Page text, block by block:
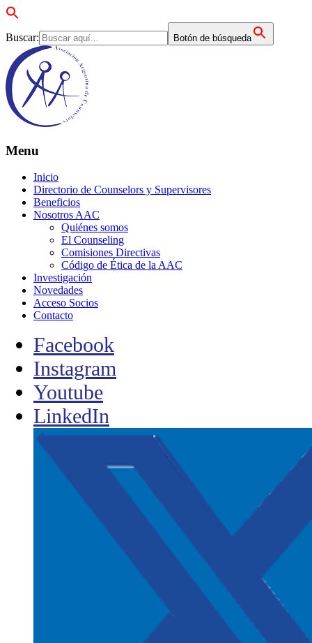
Buscar: Botón de búsqueda
Menu
Inicio
Directorio de Counselors y Supervisores
Beneficios
Nosotros AAC
Quiénes somos
El Counseling
Comisiones Directivas
Código de Ética de la AAC
Investigación
Novedades
Acceso Socios
Contacto
Facebook
Instagram
Youtube
LinkedIn